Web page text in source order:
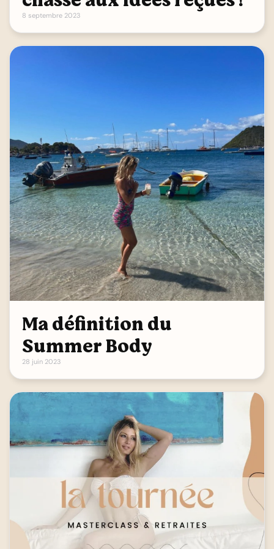
8 septembre 2023
Ma définition du
Summer Body
28 juin 2023